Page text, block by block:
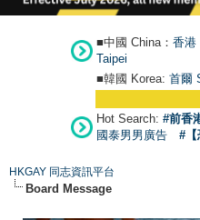
■中國 China： 香港
Taipei
■韓國 Korea: 首爾
Hot Search: #前香
國泰男男廣告
#【
HKGAY 同志資訊平台
Board Message